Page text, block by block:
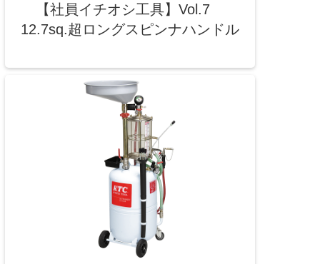
【社員イチオシ工具】Vol.7
12.7sq.超ロングスピンナハンドル